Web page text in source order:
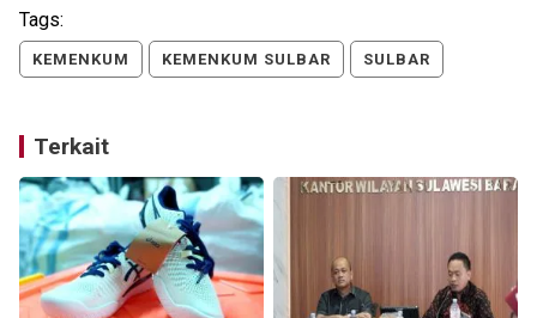
Tags:
KEMENKUM KEMENKUM SULBAR SULBAR
Terkait